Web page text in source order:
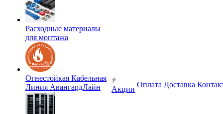
Расходные материалы
для монтажа
Огнестойкая Кабельная
Линия АвангардЛайн
Акции
Оплата Доставка